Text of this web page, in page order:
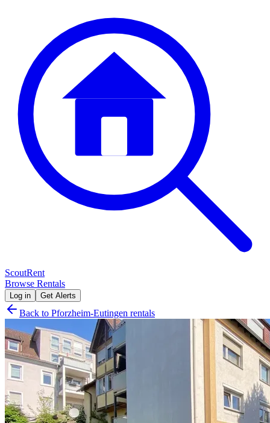
ScoutRent
Browse Rentals
Log in Get Alerts
Back to Pforzheim-Eutingen rentals